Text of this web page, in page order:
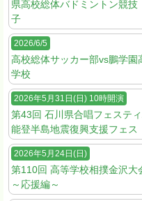
県高校総体バドミントン競
子
2026/6/5
高校総体サッカー部vs鵬学園
学校
2026年5月31日(日) 10時開演
第43回 石川県合唱フェステ
能登半島地震復興支援フェス
2026年5月24日(日)
第110回 高等学校相撲金沢
～応援編～